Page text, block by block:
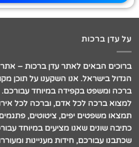
על עדן ברכות
ברוכים הבאים לאתר עדן ברכות –
הגדול בישראל. אנו השקענו על תוכן
ברכה ומשפט בקפידה במיוחד עבורכם.
למצוא ברכה לכל אדם, וברכה לכל
תמצאו משפטים יפים, ציטוטים, פתגמים,
כתיבה שונים שאנו מציעים במיוחד
שכתבנו עבורכם, חידות מעניינות